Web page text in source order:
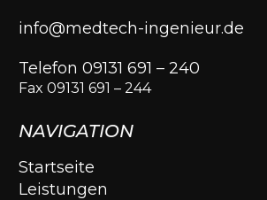
info@medtech-ingenieur.de
Telefon 09131 691 – 240
Fax 09131 691 – 244
NAVIGATION
Startseite
Leistungen